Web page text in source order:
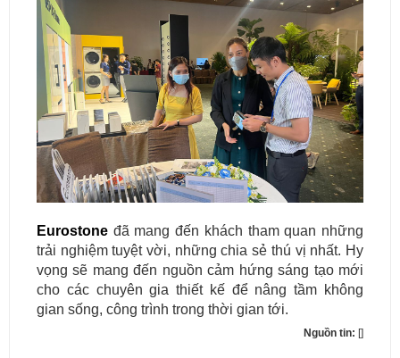
Eurostone đã mang đến khách tham quan những
trải nghiệm tuyệt vời, những chia sẻ thú vị nhất. Hy
vọng sẽ mang đến nguồn cảm hứng sáng tạo mới
cho các chuyên gia thiết kế để nâng tầm không
gian sống, công trình trong thời gian tới.
Nguồn tin: []